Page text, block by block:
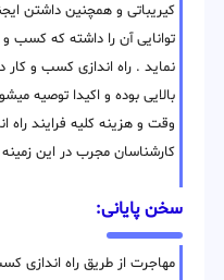
کیریباتی و همچنین داشتن
توانایی آن را داشته که کسب و
نماید . راه اندازی کسب و کار
بالایی بوده و اکیدا توصیه
وقت و هزینه کلیه فرایند راه
کارشناسان مجرب در این
سخن پایانی:
مهاجرت از طریق راه اندازی